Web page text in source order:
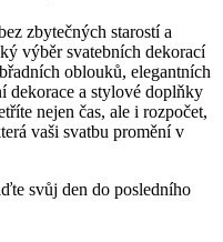
zbytečných starostí a
výběr svatebních dekorací
oblouků, elegantních
dekorace a stylové doplňky
nejen čas, ale i rozpočet,
vaši svatbu promění v
svůj den do posledního